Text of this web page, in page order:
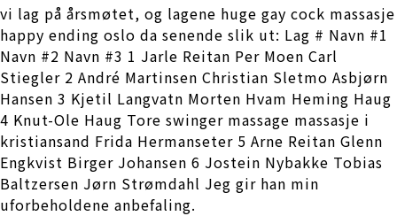
vi lag på årsmøtet, og lagene huge gay cock massasje
happy ending oslo da senende slik ut: Lag # Navn #1
Navn #2 Navn #3 1 Jarle Reitan Per Moen Carl
Stiegler 2 André Martinsen Christian Sletmo Asbjørn
Hansen 3 Kjetil Langvatn Morten Hvam Heming Haug
4 Knut-Ole Haug Tore swinger massage massasje i
kristiansand Frida Hermanseter 5 Arne Reitan Glenn
Engkvist Birger Johansen 6 Jostein Nybakke Tobias
Baltzersen Jørn Strømdahl Jeg gir han min
uforbeholdene anbefaling.